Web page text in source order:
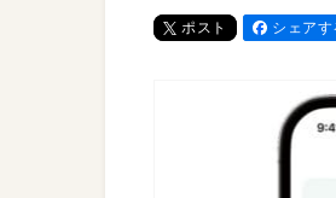
ポスト シェアす